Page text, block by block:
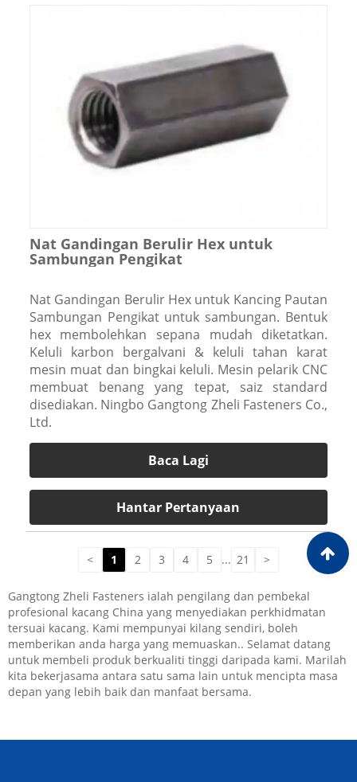
Nat Gandingan Berulir Hex untuk
Sambungan Pengikat
Nat Gandingan Berulir Hex untuk Kancing Pautan
Sambungan Pengikat untuk sambungan. Bentuk
hex membolehkan sepana mudah diketatkan.
Keluli karbon bergalvani & keluli tahan karat
mesin muat dan bingkai keluli. Mesin pelarik CNC
membuat benang yang tepat, saiz standard
disediakan. Ningbo Gangtong Zheli Fasteners Co.,
Ltd.
Baca Lagi
Hantar Pertanyaan
< 1 2 3 4 5 ... 21 >
Gangtong Zheli Fasteners ialah pengilang dan pembekal
profesional kacang China yang menyediakan perkhidmatan
tersuai kacang. Kami mempunyai kilang sendiri, boleh
memberikan anda harga yang memuaskan.. Selamat datang
untuk membeli produk berkualiti tinggi daripada kami. Marilah
kita bekerjasama antara satu sama lain untuk mencipta masa
depan yang lebih baik dan manfaat bersama.